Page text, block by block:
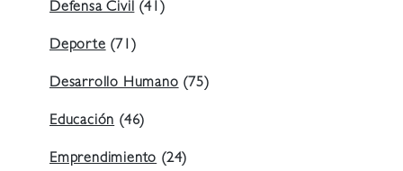
Defensa Civil(41)
Deporte(71)
Desarrollo Humano(75)
Educación(46)
Emprendimiento(24)